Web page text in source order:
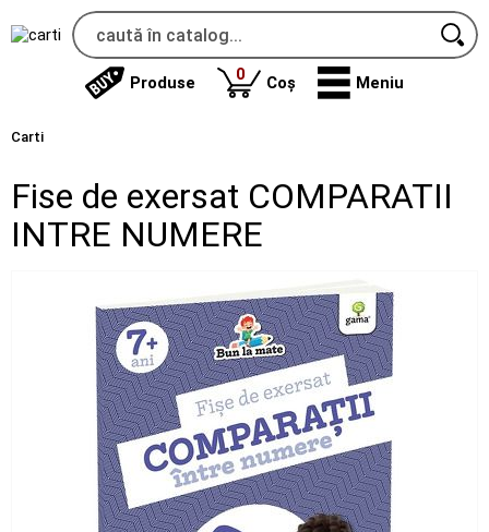
Produse 0produse
Coș Meniu
Carti
Fise de exersat COMPARATII
INTRE NUMERE